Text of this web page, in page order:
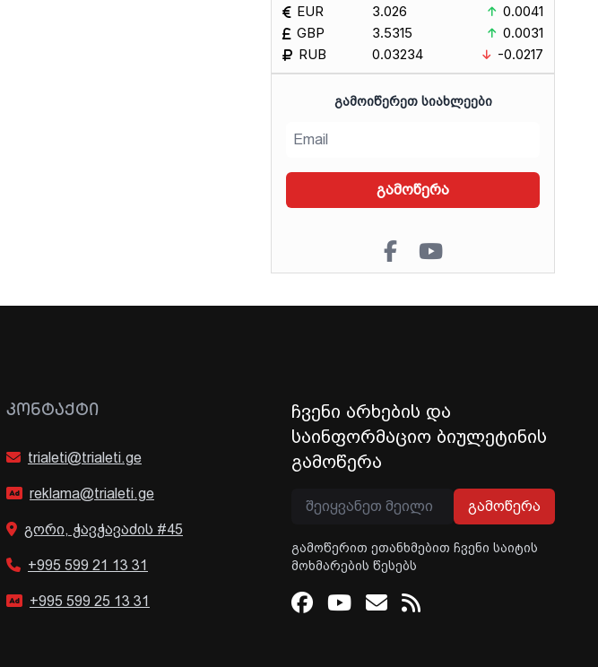
EUR
GBP
RUB
3.026
3.5315
0.03234
0.0041
0.0031
-0.0217
ᲒᲐᲛᲝᲘᲬᲔᲠᲔᲗ ᲡᲘᲐᲮᲚᲔᲔᲑᲘ
გამოწერა
ᲙᲝᲜᲢᲐᲥᲢᲘ
trialeti@trialeti.ge
reklama@trialeti.ge
გორი, ჭავჭავაძის #45
+995 599 21 13 31
+995 599 25 13 31
ჩვენი არხების და
საინფორმაციო ბიულეტინის
გამოწერა
გამოწერა
გამოწერით ეთანხმებით ჩვენი საიტის
მოხმარების წესებს
Facebook
Youtube
Email
RSS